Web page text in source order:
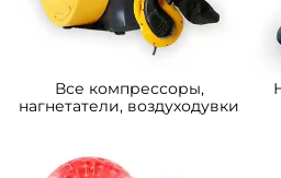
Все компрессоры,
нагнетатели, воздуходувки